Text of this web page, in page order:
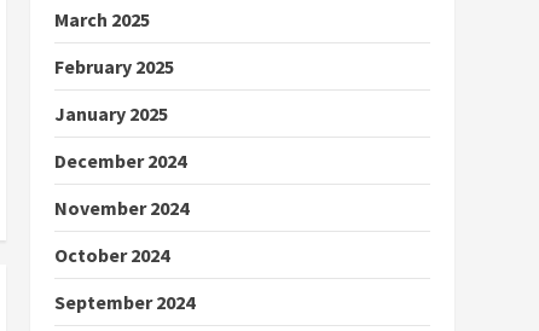
March 2025
February 2025
January 2025
December 2024
November 2024
October 2024
September 2024